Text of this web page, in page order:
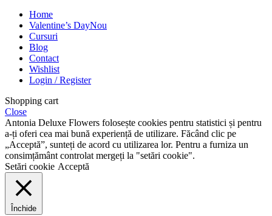
Home
Valentine’s DayNou
Cursuri
Blog
Contact
Wishlist
Login / Register
Shopping cart
Close
Antonia Deluxe Flowers folosește cookies pentru statistici și pentru
a-ți oferi cea mai bună experiență de utilizare. Făcând clic pe
„Acceptă”, sunteți de acord cu utilizarea lor. Pentru a furniza un
consimțământ controlat mergeți la "setări cookie".
Setări cookie Acceptă
Închide